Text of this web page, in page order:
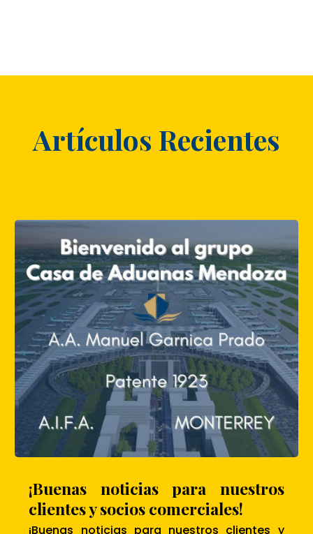
Artículos Recientes
¡Buenas noticias para nuestros
clientes y socios comerciales!
¡Buenas noticias para nuestros clientes y